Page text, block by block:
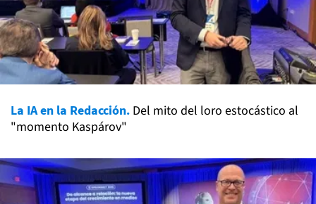
La IA en la Redacción. Del mito del loro estocástico al
"momento Kaspárov"